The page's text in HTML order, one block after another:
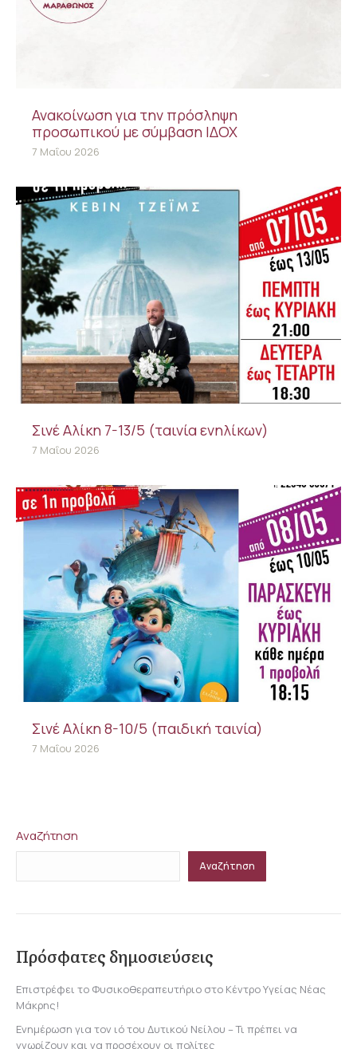
Ανακοίνωση για την πρόσληψη
προσωπικού με σύμβαση ΙΔΟΧ
7 Μαΐου 2026
Σινέ Αλίκη 7-13/5 (ταινία ενηλίκων)
7 Μαΐου 2026
Σινέ Αλίκη 8-10/5 (παιδική ταινία)
7 Μαΐου 2026
Αναζήτηση
Αναζήτηση
Πρόσφατες δημοσιεύσεις
Επιστρέφει το Φυσικοθεραπευτήριο στο Κέντρο Υγείας Νέας
Μάκρης!
Ενημέρωση για τον ιό του Δυτικού Νείλου – Τι πρέπει να
γνωρίζουν και να προσέχουν οι πολίτες